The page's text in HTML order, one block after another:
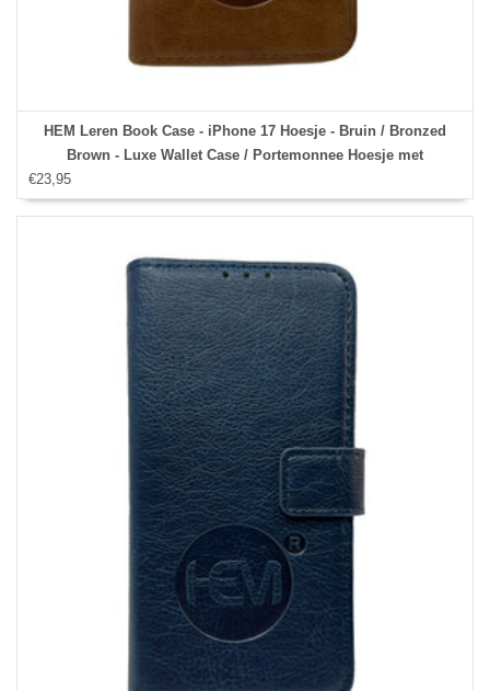
HEM Leren Book Case - iPhone 17 Hoesje - Bruin / Bronzed
Brown - Luxe Wallet Case / Portemonnee Hoesje met
Pasjeshouder en Bescherming - iPhone 17 Bookcase
€23,95